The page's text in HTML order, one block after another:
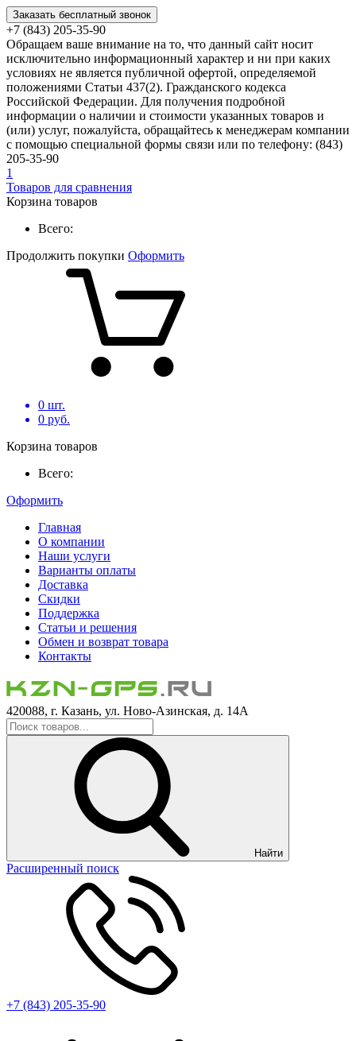
Заказать бесплатный звонок
+7 (843) 205-35-90
Обращаем ваше внимание на то, что данный сайт носит
исключительно информационный характер и ни при каких
условиях не является публичной офертой, определяемой
положениями Статьи 437(2). Гражданского кодекса
Российской Федерации. Для получения подробной
информации о наличии и стоимости указанных товаров и
(или) услуг, пожалуйста, обращайтесь к менеджерам компании
с помощью специальной формы связи или по телефону: (843)
205-35-90
1
Товаров для сравнения
Корзина товаров
Всего:
Продолжить покупки Оформить
0 шт.
0 руб.
Корзина товаров
Всего:
Оформить
Главная
О компании
Наши услуги
Варианты оплаты
Доставка
Скидки
Поддержка
Статьи и решения
Обмен и возврат товара
Контакты
420088, г. Казань, ул. Ново-Азинская, д. 14А
Найти
Расширенный поиск
+7 (843) 205-35-90